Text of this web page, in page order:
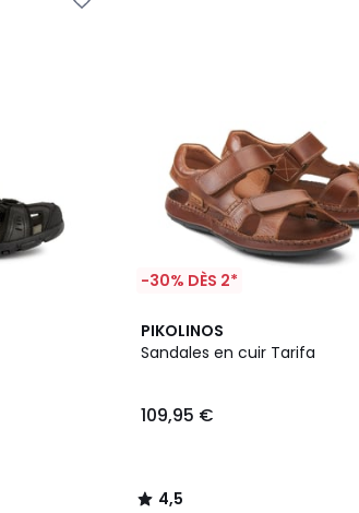
-30% DÈS 2*
PIKOLINOS
Sandales en cuir Tarifa
109,95 €
4,5
/ 5
2
Couleurs
4,5
/